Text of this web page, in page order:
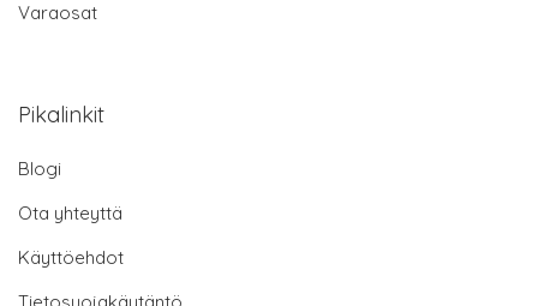
Varaosat
Pikalinkit
Blogi
Ota yhteyttä
Käyttöehdot